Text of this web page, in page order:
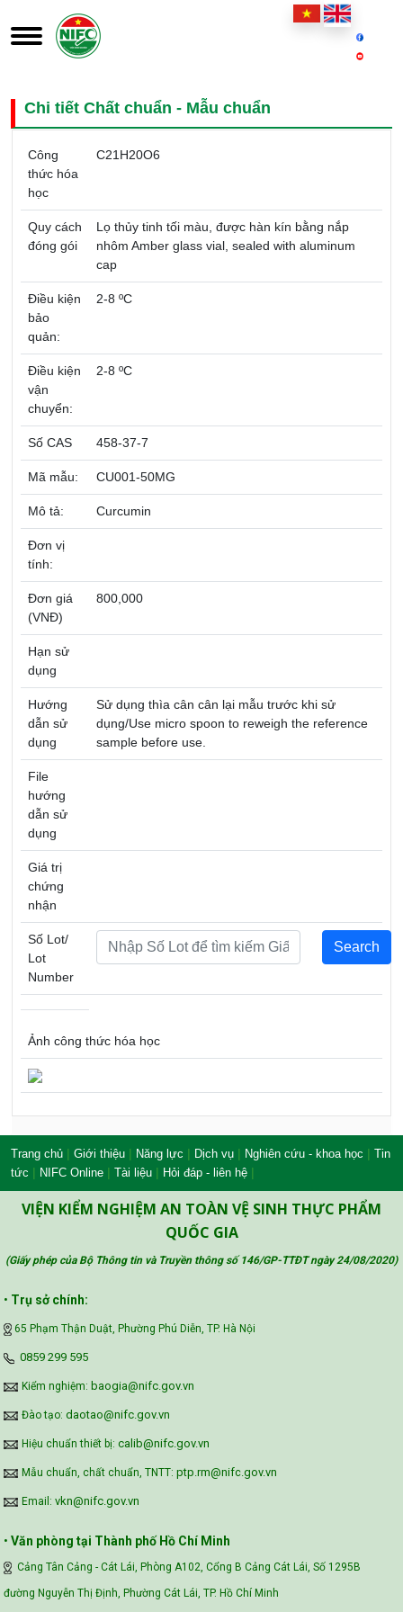
Chi tiết Chất chuẩn - Mẫu chuẩn
Công
thức hóa
học
C21H20O6
Quy cách
đóng gói
Lọ thủy tinh tối màu, được hàn kín bằng nắp
nhôm Amber glass vial, sealed with aluminum
cap
Điều kiện
bảo
quản:
2-8 ºC
Điều kiện
vận
chuyển:
2-8 ºC
Số CAS 458-37-7
Mã mẫu: CU001-50MG
Mô tả: Curcumin
Đơn vị
tính:
Đơn giá
(VNĐ)
800,000
Hạn sử
dụng
Hướng
dẫn sử
dụng
Sử dụng thìa cân cân lại mẫu trước khi sử
dụng/Use micro spoon to reweigh the reference
sample before use.
File
hướng
dẫn sử
dụng
Giá trị
chứng
nhận
Số Lot/
Lot
Number
Ảnh công thức hóa học
Trang chủ | Giới thiệu | Năng lực | Dịch vụ | Nghiên cứu - khoa học | Tin
tức | NIFC Online | Tài liệu | Hỏi đáp - liên hệ |
VIỆN KIỂM NGHIỆM AN TOÀN VỆ SINH THỰC PHẨM
QUỐC GIA
(Giấy phép của Bộ Thông tin và Truyền thông số 146/GP-TTĐT ngày 24/08/2020)
• Trụ sở chính:
65 Phạm Thận Duật, Phường Phú Diễn, TP. Hà Nội
‪0859 299 595‬
Kiểm nghiệm: baogia@nifc.gov.vn
Đào tạo: daotao@nifc.gov.vn
Hiệu chuẩn thiết bị: calib@nifc.gov.vn
Mẫu chuẩn, chất chuẩn, TNTT: ptp.rm@nifc.gov.vn
Email: vkn@nifc.gov.vn
• Văn phòng tại Thành phố Hồ Chí Minh
Cảng Tân Cảng - Cát Lái, Phòng A102, Cổng B Cảng Cát Lái, Số 1295B
đường Nguyễn Thị Định, Phường Cát Lái, TP. Hồ Chí Minh